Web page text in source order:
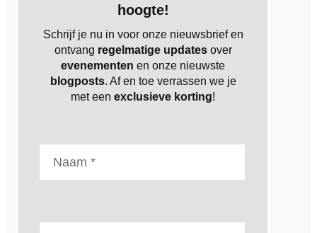
hoogte!
Schrijf je nu in voor onze nieuwsbrief en
ontvang regelmatige updatesover
evenementen en onze nieuwste
blogposts. Af en toe verrassen we je
met eenexclusieve korting!